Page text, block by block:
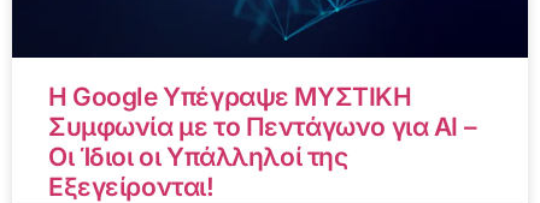
Η Google Υπέγραψε ΜΥΣΤΙΚΗ
Συμφωνία με το Πεντάγωνο για AI –
Οι Ίδιοι οι Υπάλληλοί της
Εξεγείρονται!